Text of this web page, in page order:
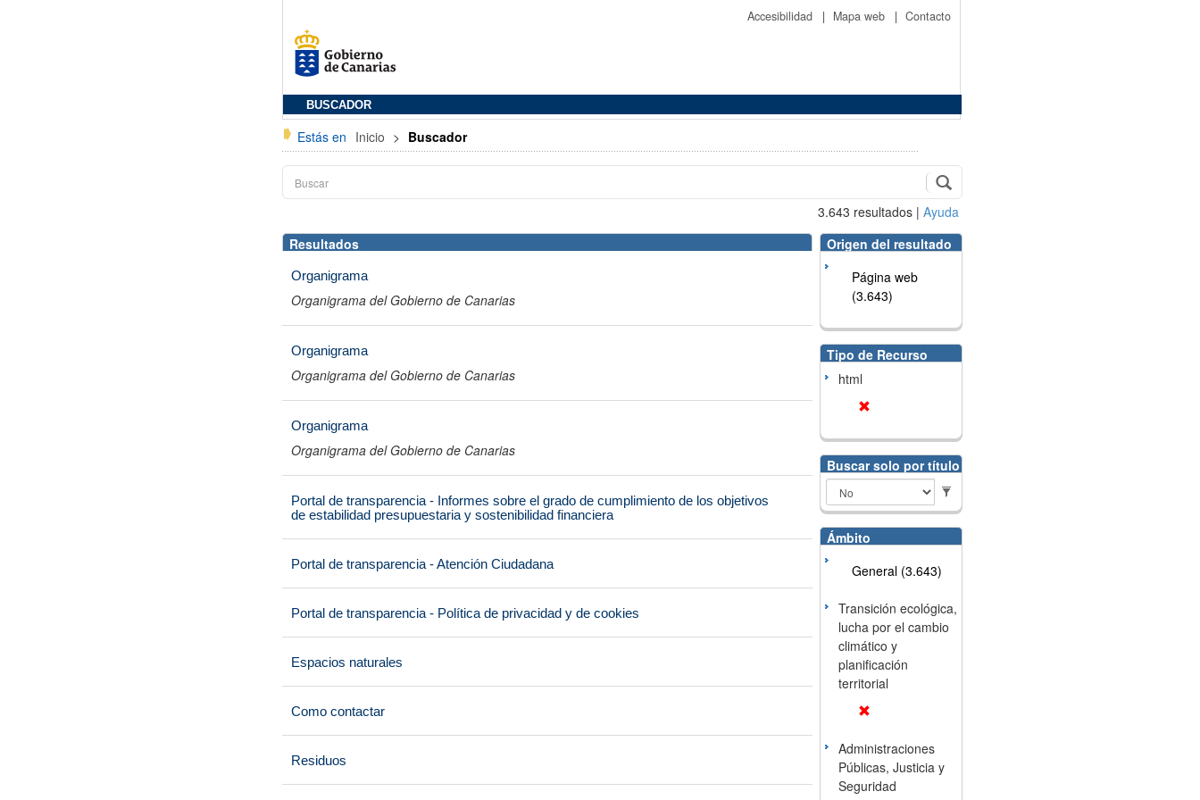
Accesibilidad | Mapa web | Contacto
BUSCADOR
Estás en Inicio > Buscador
3.643 resultados | Ayuda
Resultados
Organigrama
Organigrama del Gobierno de Canarias
Organigrama
Organigrama del Gobierno de Canarias
Organigrama
Organigrama del Gobierno de Canarias
Portal de transparencia - Informes sobre el grado de cumplimiento de los objetivos
de estabilidad presupuestaria y sostenibilidad financiera
Portal de transparencia - Atención Ciudadana
Portal de transparencia - Política de privacidad y de cookies
Espacios naturales
Como contactar
Residuos
Origen del resultado
Página web
(3.643)
Tipo de Recurso
html
Buscar solo por título
Ámbito
General (3.643)
Transición ecológica,
lucha por el cambio
climático y
planificación
territorial
Administraciones
Públicas, Justicia y
Seguridad